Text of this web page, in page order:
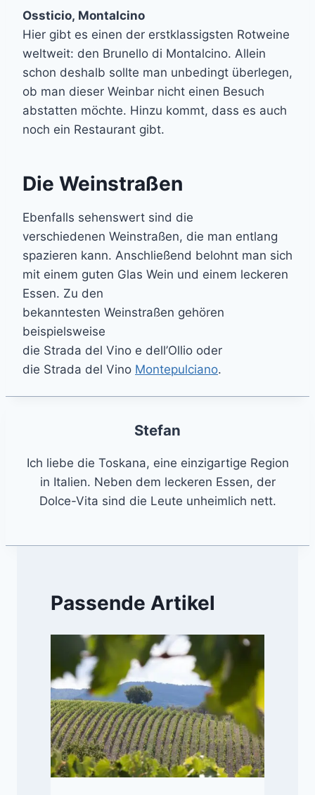
Ossticio, Montalcino
Hier gibt es einen der erstklassigsten Rotweine
weltweit: den Brunello di Montalcino. Allein
schon deshalb sollte man unbedingt überlegen,
ob man dieser Weinbar nicht einen Besuch
abstatten möchte. Hinzu kommt, dass es auch
noch ein Restaurant gibt.
Die Weinstraßen
Ebenfalls sehenswert sind die
verschiedenen Weinstraßen, die man entlang
spazieren kann. Anschließend belohnt man sich
mit einem guten Glas Wein und einem leckeren
Essen. Zu den
bekanntesten Weinstraßen gehören
beispielsweise
die Strada del Vino e dell’Ollio oder
die Strada del Vino Montepulciano.
Stefan
Ich liebe die Toskana, eine einzigartige Region
in Italien. Neben dem leckeren Essen, der
Dolce-Vita sind die Leute unheimlich nett.
Passende Artikel